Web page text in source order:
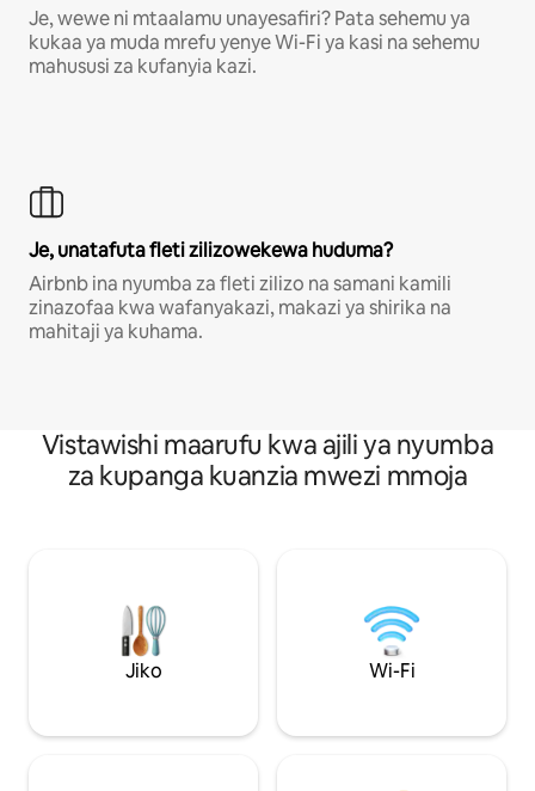
Je, wewe ni mtaalamu unayesafiri? Pata sehemu ya
kukaa ya muda mrefu yenye Wi-Fi ya kasi na sehemu
mahususi za kufanyia kazi.
Je, unatafuta fleti zilizowekewa huduma?
Airbnb ina nyumba za fleti zilizo na samani kamili
zinazofaa kwa wafanyakazi, makazi ya shirika na
mahitaji ya kuhama.
Vistawishi maarufu kwa ajili ya nyumba
za kupanga kuanzia mwezi mmoja
Jiko Wi-Fi